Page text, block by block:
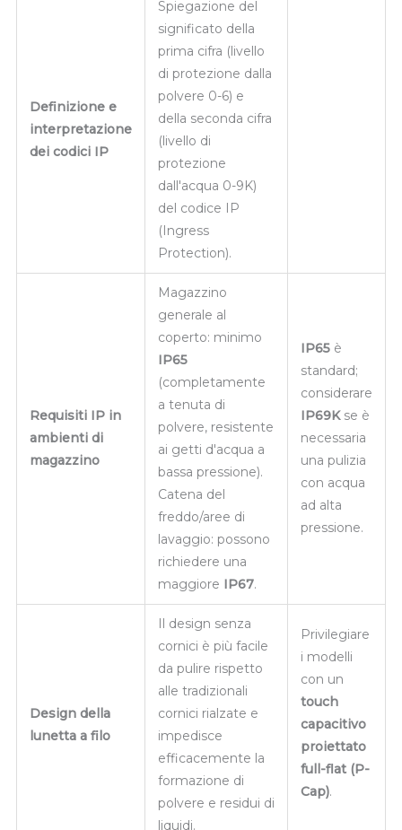
Definizione e
interpretazione
dei codici IP
Spiegazione del
significato della
prima cifra (livello
di protezione dalla
polvere 0-6) e
della seconda cifra
(livello di
protezione
dall'acqua 0-9K)
del codice IP
(Ingress
Protection).
Requisiti IP in
ambienti di
magazzino
Magazzino
generale al
coperto: minimo
IP65
(completamente
a tenuta di
polvere, resistente
ai getti d'acqua a
bassa pressione).
Catena del
freddo/aree di
lavaggio: possono
richiedere una
maggiore IP67.
IP65 è
standard;
considerare
IP69Kse è
necessaria
una pulizia
con acqua
ad alta
pressione.
Design della
lunetta a filo
Il design senza
cornici è più facile
da pulire rispetto
alle tradizionali
cornici rialzate e
impedisce
efficacemente la
formazione di
polvere e residui di
liquidi.
Privilegiare
i modelli
con un
touch
capacitivo
proiettato
full-flat (P-
Cap).